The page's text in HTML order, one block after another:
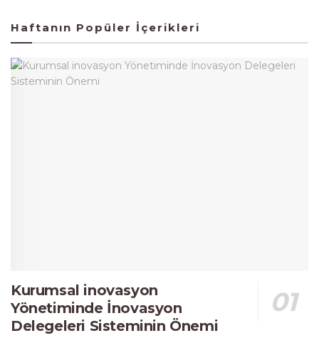
Haftanın Popüler İçerikleri
Kurumsal inovasyon
Yönetiminde İnovasyon
Delegeleri Sisteminin Önemi